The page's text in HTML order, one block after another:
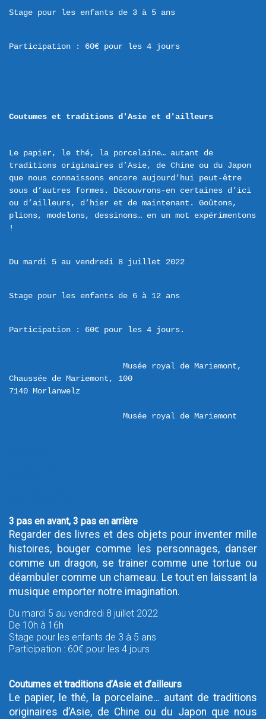
Stage pour les enfants de 3 à 5 ans
Participation : 60€ pour les 4 jours
Coutumes et traditions d'Asie et d'ailleurs
Le papier, le thé, la porcelaine… autant de
traditions originaires d’Asie, de Chine ou du Japon
que nous connaissons encore aujourd’hui peut-être
sous d’autres formes. Découvrons-en certaines d’ici
ou d’ailleurs, d’hier et de maintenant. Goûtons,
plions, modelons, dessinons… en un mot expérimentons
Du mardi 5 au vendredi 8 juillet 2022
Stage pour les enfants de 6 à 12 ans
Participation : 60€ pour les 4 jours.
Musée royal de Mariemont,
Chaussée de Mariemont, 100
Musée royal de Mariemont
3 pas en avant, 3 pas en arrière
Regarder des livres et des objets pour inventer mille
histoires, bouger comme les personnages, danser
comme un dragon, se trainer comme une tortue ou
déambuler comme un chameau. Le tout en laissant la
musique emporter notre imagination.
Du mardi 5 au vendredi 8 juillet 2022
De 10h à 16h
Stage pour les enfants de 3 à 5 ans
Participation : 60€ pour les 4 jours
Coutumes et traditions d’Asie et d’ailleurs
Le papier, le thé, la porcelaine… autant de traditions
originaires d’Asie, de Chine ou du Japon que nous